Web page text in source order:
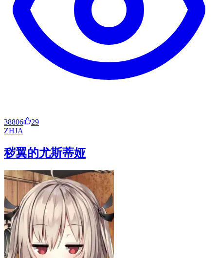
38806
29
ZHJA
秽翼的尤斯蒂娅